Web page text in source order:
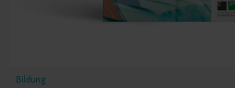
Bildung